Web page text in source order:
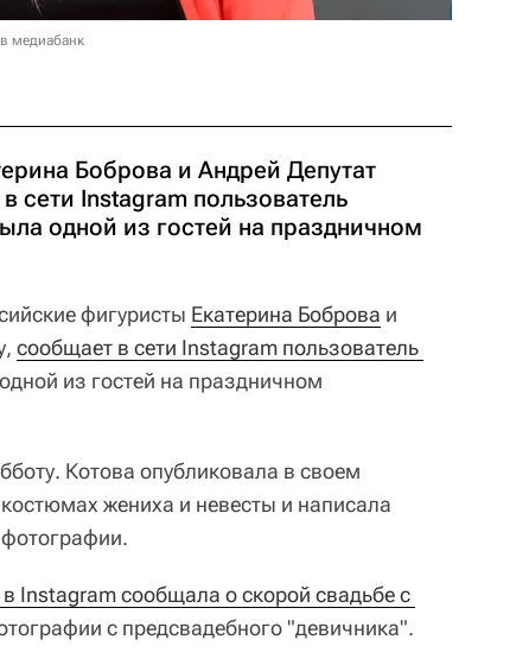
медиабанк
Боброва и Андрей Депутат
сети Instagram пользователь
одной из гостей на праздничном
фигуристы Екатерина Боброва и
сообщает в сети Instagram пользователь
из гостей на праздничном
Котова опубликовала в своем
жениха и невесты и написала
в Instagram сообщала о скорой свадьбе с
с предсвадебного "девичника".